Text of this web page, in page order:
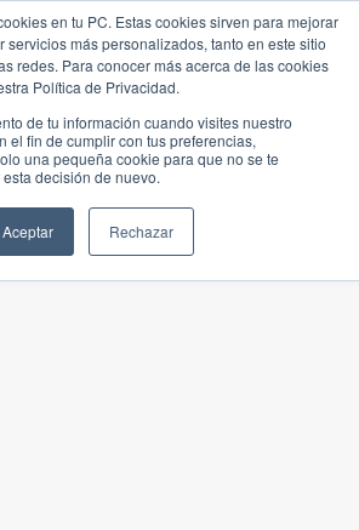
en tu PC. Estas cookies sirven para mejorar
servicios más personalizados, tanto en este sitio
redes. Para conocer más acerca de las cookies
Política de Privacidad.
de tu información cuando visites nuestro
el fin de cumplir con tus preferencias,
una pequeña cookie para que no se te
decisión de nuevo.
Aceptar Rechazar